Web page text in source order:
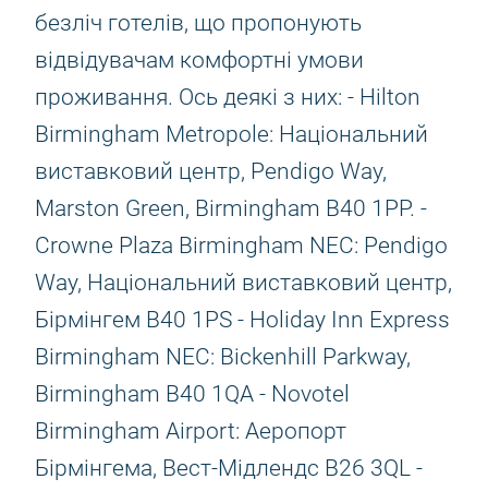
безліч готелів, що пропонують
відвідувачам комфортні умови
проживання. Ось деякі з них: - Hilton
Birmingham Metropole: Національний
виставковий центр, Pendigo Way,
Marston Green, Birmingham B40 1PP. -
Crowne Plaza Birmingham NEC: Pendigo
Way, Національний виставковий центр,
Бірмінгем B40 1PS - Holiday Inn Express
Birmingham NEC: Bickenhill Parkway,
Birmingham B40 1QA - Novotel
Birmingham Airport: Аеропорт
Бірмінгема, Вест-Мідлендс B26 3QL -